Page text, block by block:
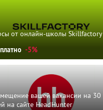
от онлайн-школы Skillfactory
-5%
вашей вакансии на 30
на сайте HeadHunter